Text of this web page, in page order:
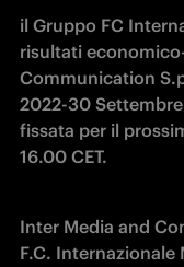
il Gruppo FC
risultati
Communication
2022-30
fissata per il
16.00 CET.
Inter Media and
F.C.